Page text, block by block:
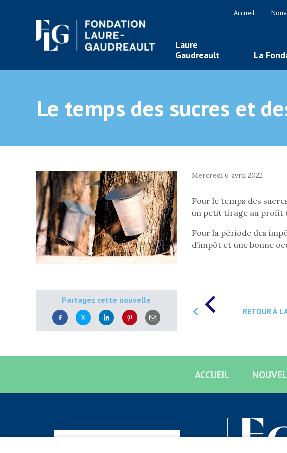
Accueil
Laure
Gaudreault
La
Le temps des sucres et
Partagez cette nouvelle
Mercredi 6 avril 2022
Pour le temps des
un petit tirage au profit
Pour la période des
d’impôt et une bonne
RETOUR À
ACCUEIL